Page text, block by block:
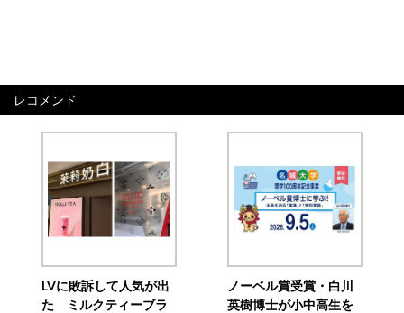
レコメンド
LVに敗訴して人気が出
た ミルクティーブラ
ノーベル賞受賞・白川
英樹博士が小中高生を